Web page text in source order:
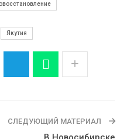
Якутия
СЛЕДУЮЩИЙ МАТЕРИАЛ